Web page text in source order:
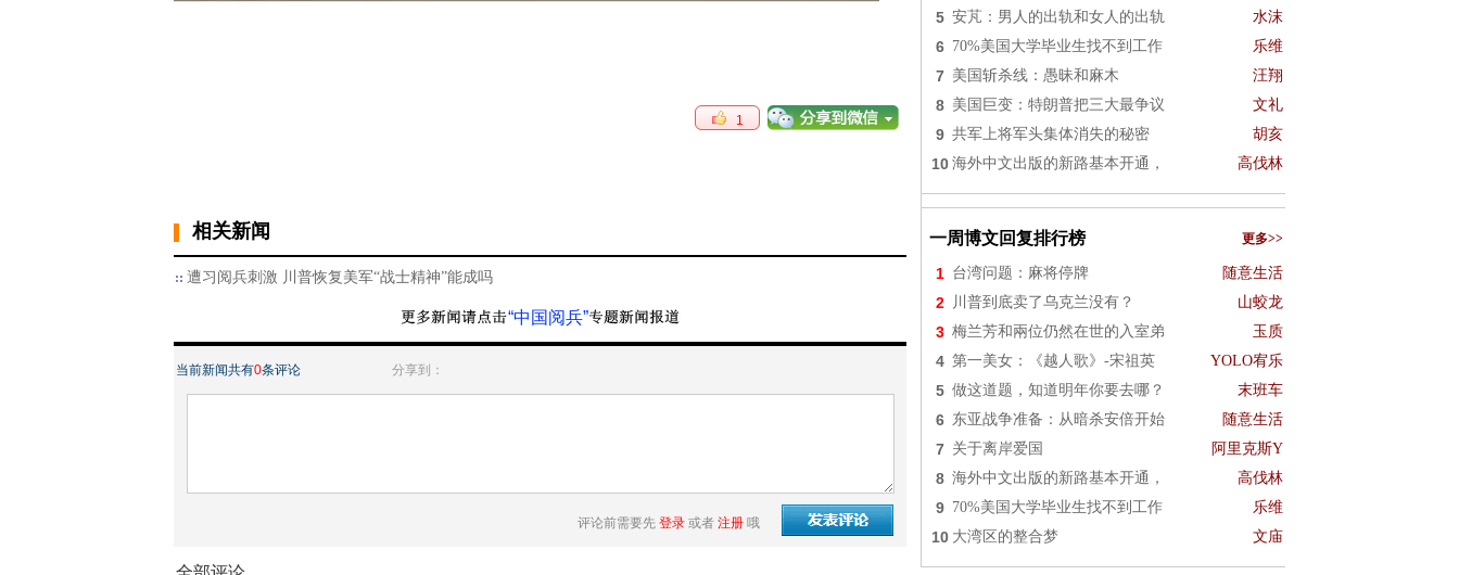
1
相关新闻
遭习阅兵刺激 川普恢复美军“战士精神”能成吗
“中国阅兵”
当前新闻共有0条评论 分享到：
评论前需要先 登录 或者 注册 哦
5 安芃：男人的出轨和女人的出轨 水沫
6 70%美国大学毕业生找不到工作 乐维
7 美国斩杀线：愚昧和麻木 汪翔
8 美国巨变：特朗普把三大最争议 文礼
9 共军上将军头集体消失的秘密 胡亥
10 海外中文出版的新路基本开通， 高伐林
一周博文回复排行榜 更多>>
1 台湾问题：麻将停牌 随意生活
2 川普到底卖了乌克兰没有？ 山蛟龙
3 梅兰芳和兩位仍然在世的入室弟 玉质
4 第一美女：《越人歌》-宋祖英 YOLO宥乐
5 做这道题，知道明年你要去哪？ 末班车
6 东亚战争准备：从暗杀安倍开始 随意生活
7 关于离岸爱国 阿里克斯Y
8 海外中文出版的新路基本开通， 高伐林
9 70%美国大学毕业生找不到工作 乐维
10 大湾区的整合梦 文庙